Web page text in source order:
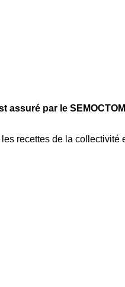
par le
recettes de la collectivité